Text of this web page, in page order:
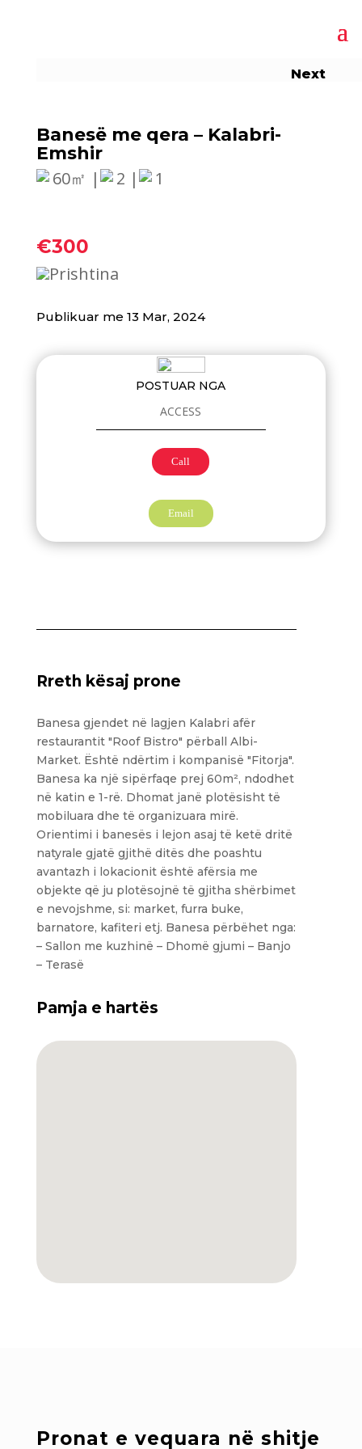
Next
Banesë me qera – Kalabri-
Emshir
60㎡ |
2 | 1
€300
Prishtina
Publikuar me 13 Mar, 2024
POSTUAR NGA
ACCESS
Call
Email
Rreth kësaj prone
Banesa gjendet në lagjen Kalabri afër
restaurantit "Roof Bistro" përball Albi-
Market. Është ndërtim i kompanisë "Fitorja".
Banesa ka një sipërfaqe prej 60m², ndodhet
në katin e 1-rë. Dhomat janë plotësisht të
mobiluara dhe të organizuara mirë.
Orientimi i banesës i lejon asaj të ketë dritë
natyrale gjatë gjithë ditës dhe poashtu
avantazh i lokacionit është afërsia me
objekte që ju plotësojnë të gjitha shërbimet
e nevojshme, si: market, furra buke,
barnatore, kafiteri etj. Banesa përbëhet nga:
– Sallon me kuzhinë – Dhomë gjumi – Banjo
– Terasë
Pamja e hartës
Pronat e vequara në shitje